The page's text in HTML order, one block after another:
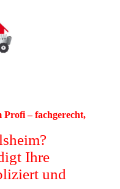
Profi – fachgerecht,
Ihre
und